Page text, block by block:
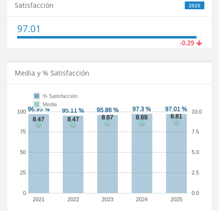
2025
Satisfacción
97.01
-0.29
Media y % Satisfacción
2021 2022 2023 2024 2025
0
25
50
75
100
0.0
2.5
5.0
7.5
10.0
% Satisfacción
Media